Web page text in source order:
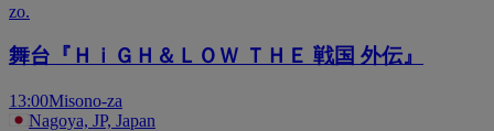
zo.
舞台『ＨｉＧＨ＆ＬＯＷ ＴＨＥ 戦国 外伝』
13:00Misono-za
Nagoya, JP, Japan